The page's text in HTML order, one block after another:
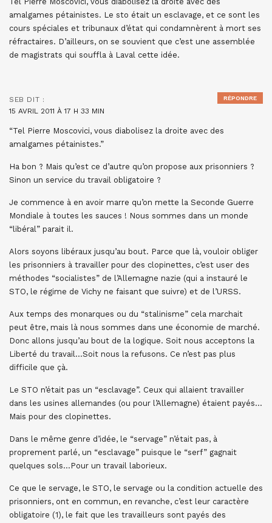
amalgames pétainistes. Le sto était un esclavage, et ce sont les
cours spéciales et tribunaux d’état qui condamnèrent à mort ses
réfractaires. D’ailleurs, on se souvient que c’est une assemblée
de magistrats qui souffla à Laval cette idée.
SEB DIT :
15 AVRIL 2011 À 17 H 33 MIN
“Tel Pierre Moscovici, vous diabolisez la droite avec des
amalgames pétainistes.”
Ha bon ? Mais qu’est ce d’autre qu’on propose aux prisonniers ?
Sinon un service du travail obligatoire ?
Je commence à en avoir marre qu’on mette la Seconde Guerre
Mondiale à toutes les sauces ! Nous sommes dans un monde
“libéral” parait il.
Alors soyons libéraux jusqu’au bout. Parce que là, vouloir obliger
les prisonniers à travailler pour des clopinettes, c’est user des
méthodes “socialistes” de l’Allemagne nazie (qui a instauré le
STO, le régime de Vichy ne faisant que suivre) et de l’URSS.
Aux temps des monarques ou du “stalinisme” cela marchait
peut être, mais là nous sommes dans une économie de marché.
Donc allons jusqu’au bout de la logique. Soit nous acceptons la
Liberté du travail…Soit nous la refusons. Ce n’est pas plus
difficile que çà.
Le STO n’était pas un “esclavage”. Ceux qui allaient travailler
dans les usines allemandes (ou pour l’Allemagne) étaient payés…
Mais pour des clopinettes.
Dans le même genre d’idée, le “servage” n’était pas, à
proprement parlé, un “esclavage” puisque le “serf” gagnait
quelques sols…Pour un travail laborieux.
Ce que le servage, le STO, le servage ou la condition actuelle des
prisonniers, ont en commun, en revanche, c’est leur caractère
obligatoire (1), le fait que les travailleurs sont payés des
RÉPONDRE